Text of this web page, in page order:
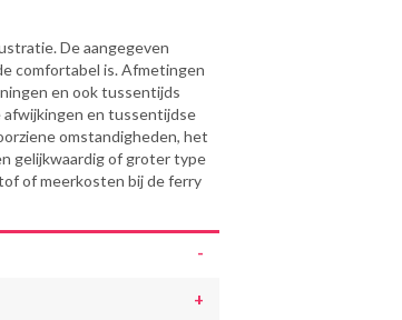
De aangegeven
comfortabel is. Afmetingen
en ook tussentijds
afwijkingen en tussentijdse
omstandigheden, het
gelijkwaardig of groter type
of meerkosten bij de ferry